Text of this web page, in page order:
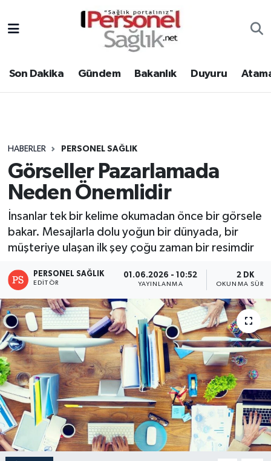
Son Dakika Gündem Bakanlık Duyuru
HABERLER PERSONEL SAĞLIK
Görseller Pazarlamada
Neden Önemlidir
İnsanlar tek bir kelime okumadan önce bir görsele
bakar. Mesajlarla dolu yoğun bir dünyada, bir
müşteriye ulaşan ilk şey çoğu zaman bir resimdir
PERSONEL SAĞLIK
EDITÖR
01.06.2026 - 10:52
YAYINLANMA
2 DK
OKUNMA
Gündem
Atamalar
Mevzuat
Sendika
Nöbetçi Eczaneler
Hava Durumu
Tüm Manşetler
Son Dakika Haberleri
Haber Arşivi